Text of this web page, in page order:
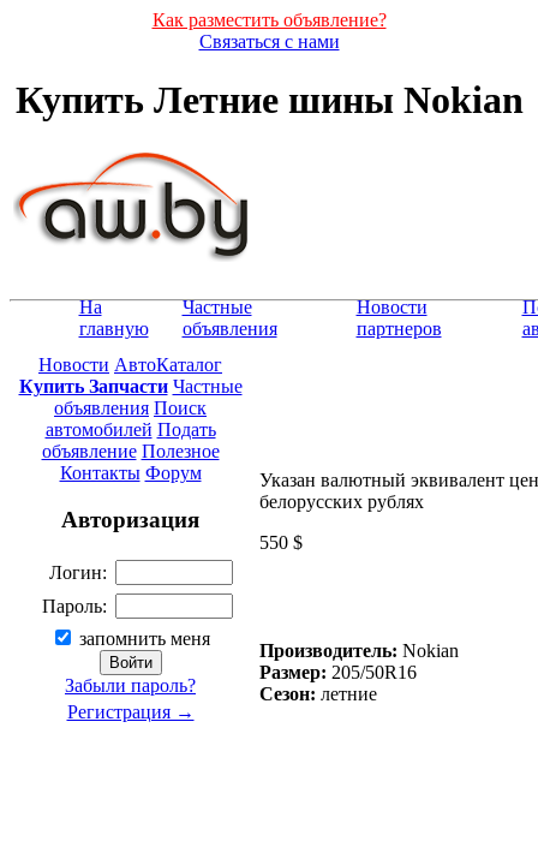
Как разместить объявление?
Связаться с нами
Купить Летние шины Nokian
На
главную
Частные
объявления
Новости
партнеров
Новости АвтоКаталог
Купить Запчасти Частные
объявления Поиск
автомобилей Подать
объявление Полезное
Контакты Форум
Авторизация
Логин:
Пароль:
запомнить меня
Забыли пароль?
Регистрация →
Указан валютный эквивалент
белорусских рублях
550 $
Производитель: Nokian
Размер: 205/50R16
Сезон: летние